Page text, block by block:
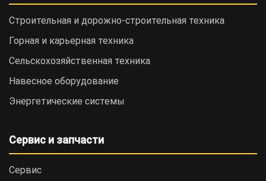
Строительная и дорожно-cтроительная техника
Горная и карьерная техника
Сельскохозяйственная техника
Навесное оборудование
Энергетические системы
Сервис и запчасти
Сервис